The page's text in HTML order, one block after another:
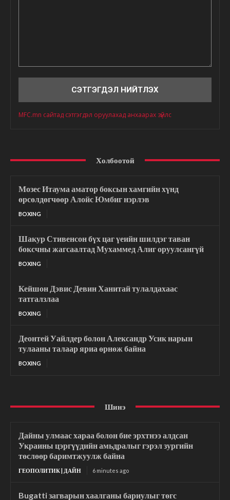
MFC.mn сайтад сэтгэгдэл оруулахад анхаарах зүйлс
Холбоотой
Мозес Итаума аматор боксын хамгийн хүнд
өрсөлдөгчөөр Алойс Юмбиг нэрлэв
BOXING
Шакур Стивенсон бүх цаг үеийн шилдэг таван
боксчны жагсаалтад Мухаммед Алиг оруулсангүй
BOXING
Кейшон Дэвис Девин Ханитай тулалдахаас
татгалзлаа
BOXING
Деонтей Уайлдер болон Александр Усик нарын
тулааны талаар яриа өрнөж байна
BOXING
Шинэ
Дайны улмаас хараа болон бие эрхтнээ алдсан
Украины цэргүүдийн амьдралыг гэрэл зургийн
төслөөр баримтжуулж байна
ГЕОПОЛИТИК | ДАЙН 6 minutes ago
Bugatti загварын хаалганы бариулыг төгс